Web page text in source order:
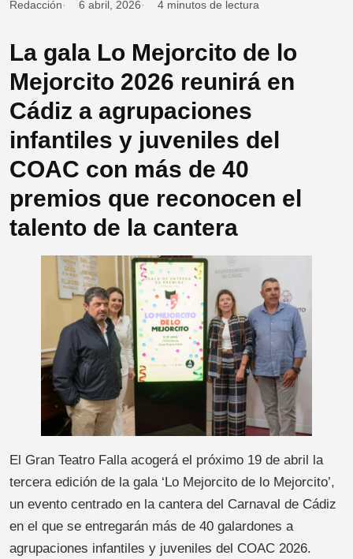
Redacción 6 abril, 2026 4 minutos de lectura
La gala Lo Mejorcito de lo
Mejorcito 2026 reunirá en
Cádiz a agrupaciones
infantiles y juveniles del
COAC con más de 40
premios que reconocen el
talento de la cantera
El Gran Teatro Falla acogerá el próximo 19 de abril la
tercera edición de la gala ‘Lo Mejorcito de lo Mejorcito’,
un evento centrado en la cantera del Carnaval de Cádiz
en el que se entregarán más de 40 galardones a
agrupaciones infantiles y juveniles del COAC 2026.